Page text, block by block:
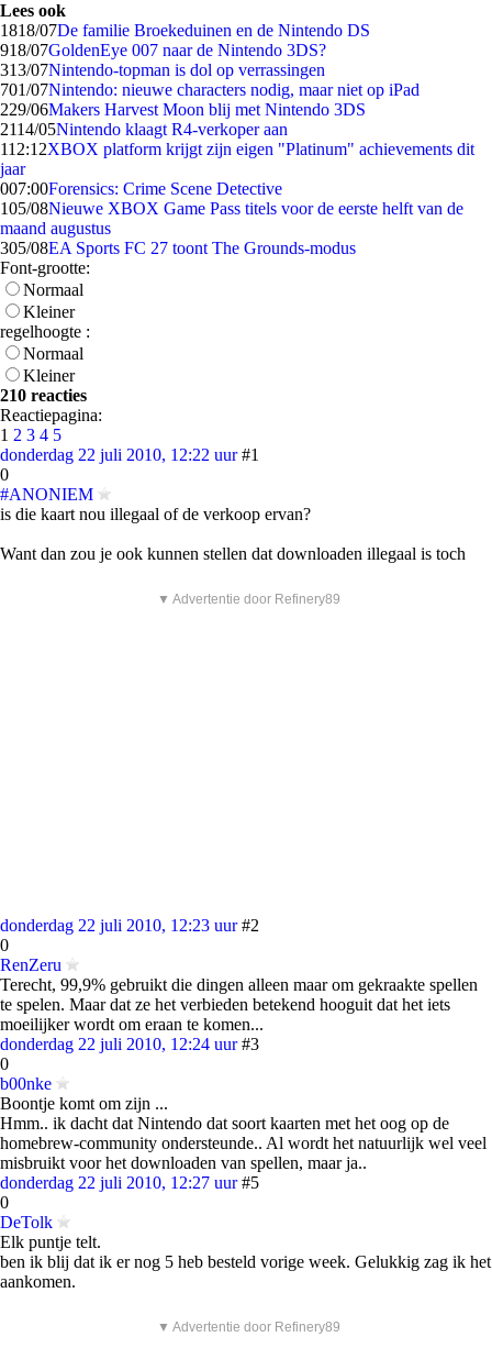
Lees ook
1818/07De familie Broekeduinen en de Nintendo DS
918/07GoldenEye 007 naar de Nintendo 3DS?
313/07Nintendo-topman is dol op verrassingen
701/07Nintendo: nieuwe characters nodig, maar niet op iPad
229/06Makers Harvest Moon blij met Nintendo 3DS
2114/05Nintendo klaagt R4-verkoper aan
112:12XBOX platform krijgt zijn eigen "Platinum" achievements dit
jaar
007:00Forensics: Crime Scene Detective
105/08Nieuwe XBOX Game Pass titels voor de eerste helft van de
maand augustus
305/08EA Sports FC 27 toont The Grounds-modus
Font-grootte:
Normaal
Kleiner
regelhoogte :
Normaal
Kleiner
210 reacties
Reactiepagina:
1 2 3 4 5
donderdag 22 juli 2010, 12:22 uur #1
0
#ANONIEM
is die kaart nou illegaal of de verkoop ervan?
Want dan zou je ook kunnen stellen dat downloaden illegaal is toch
▼ Advertentie door Refinery89
donderdag 22 juli 2010, 12:23 uur #2
0
RenZeru
Terecht, 99,9% gebruikt die dingen alleen maar om gekraakte spellen
te spelen. Maar dat ze het verbieden betekend hooguit dat het iets
moeilijker wordt om eraan te komen...
donderdag 22 juli 2010, 12:24 uur #3
0
b00nke
Boontje komt om zijn ...
Hmm.. ik dacht dat Nintendo dat soort kaarten met het oog op de
homebrew-community ondersteunde.. Al wordt het natuurlijk wel veel
misbruikt voor het downloaden van spellen, maar ja..
donderdag 22 juli 2010, 12:27 uur #5
0
DeTolk
Elk puntje telt.
ben ik blij dat ik er nog 5 heb besteld vorige week. Gelukkig zag ik het
aankomen.
▼ Advertentie door Refinery89